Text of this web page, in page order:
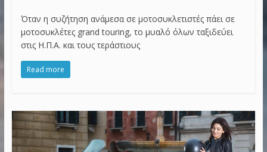
Όταν η συζήτηση ανάμεσα σε μοτοσυκλετιστές πάει σε
μοτοσυκλέτες grand touring, το μυαλό όλων ταξιδεύει
στις Η.Π.Α. και τους τεράστιους
Read more